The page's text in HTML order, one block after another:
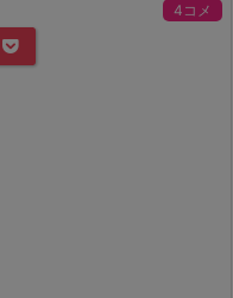
4コメ